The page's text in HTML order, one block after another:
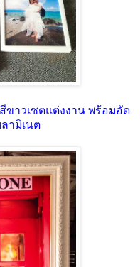
ขาวเซตแต่งงาน พร้อมอัด
ามิเนต